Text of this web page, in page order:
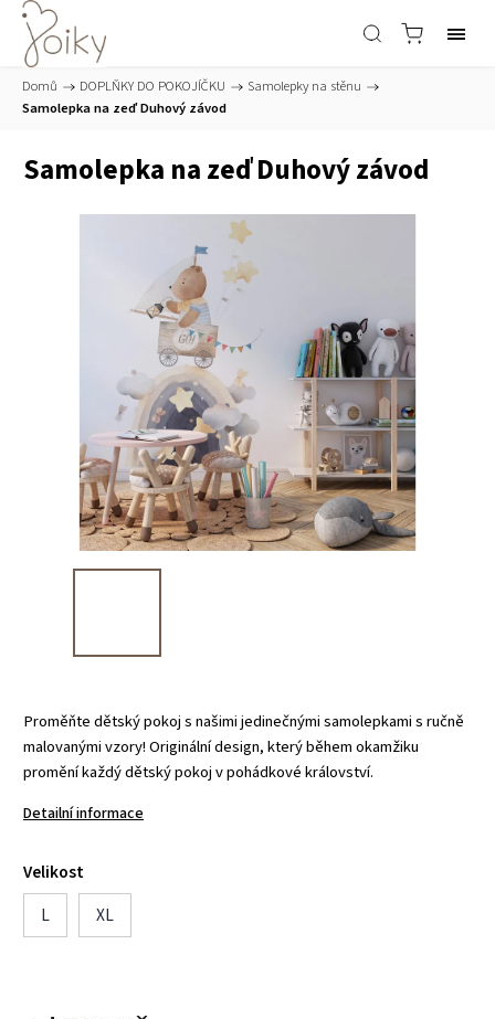
Domů / DOPLŇKY DO POKOJÍČKU / Samolepky na stěnu /
Samolepka na zeď Duhový závod
Samolepka na zeď Duhový závod
Proměňte dětský pokoj s našimi jedinečnými samolepkami s ručně
malovanými vzory! Originální design, který během okamžiku
promění každý dětský pokoj v pohádkové království.
Detailní informace
Velikost
L
XL